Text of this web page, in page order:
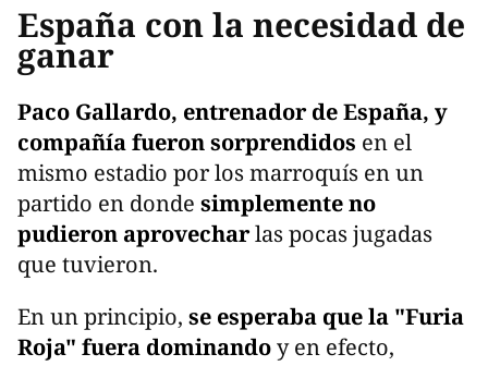
España con la necesidad de
ganar
Paco Gallardo, entrenador de España, y
compañía fueron sorprendidos en el
mismo estadio por los marroquís en un
partido en donde simplemente no
pudieron aprovecharlas pocas jugadas
que tuvieron.
En un principio, se esperaba que la "Furia
Roja" fuera dominandoy en efecto,